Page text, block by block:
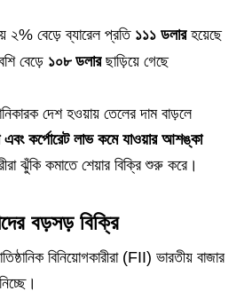
২% বেড়ে ব্যারেল প্রতি ১১১ ডলারহয়েছে
বেড়ে ১০৮ ডলারছাড়িয়ে গেছে
দেশ হওয়ায় তেলের দাম বাড়লে
এবং কর্পোরেট লাভ কমে যাওয়ার আশঙ্কা
ঝুঁকি কমাতে শেয়ার বিক্রি শুরু করে।
বড়সড় বিক্রি
বিনিয়োগকারীরা (FII) ভারতীয় বাজার